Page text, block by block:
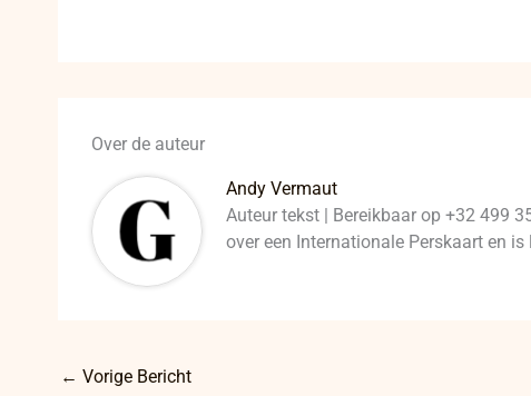
Over de auteur
Andy Vermaut
Auteur tekst | Bereikbaar op +32 499
over een Internationale Perskaart en
← Vorige Bericht